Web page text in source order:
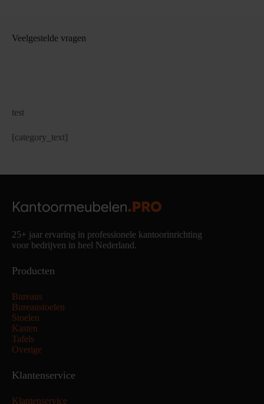
Veelgestelde vragen
test
[category_text]
25+ jaar ervaring in professionele kantoorinrichting
voor bedrijven in heel Nederland.
Producten
Bureaus
Bureaustoelen
Stoelen
Kasten
Tafels
Overige
Klantenservice
Klantenservice